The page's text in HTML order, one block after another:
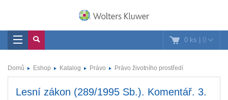
0 ks | 0
Domů Eshop Katalog Právo Právo životního prostředí
Lesní zákon (289/1995 Sb.). Komentář. 3.